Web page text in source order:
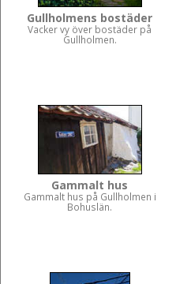
Gullholmens bostäder
Vacker vy över bostäder på
Gullholmen.
Gammalt hus
Gammalt hus på Gullholmen i
Bohuslän.